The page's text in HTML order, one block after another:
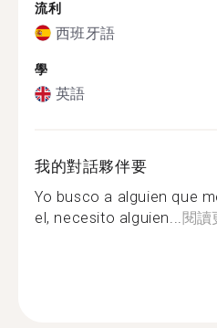
流利
西班牙語
學
英語
我的對話夥伴要
Yo busco a alguien que
el, necesito alguien...閱讀